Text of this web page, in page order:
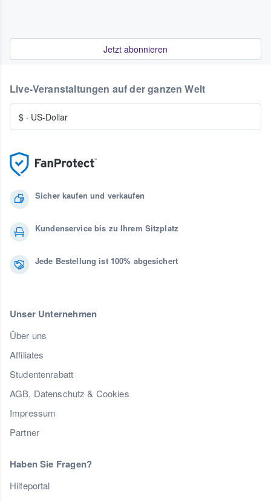
Jetzt abonnieren
Sicher kaufen und verkaufen
Kundenservice bis zu Ihrem Sitzplatz
Jede Bestellung ist 100% abgesichert
Unser Unternehmen
Über uns
Affiliates
Studentenrabatt
AGB, Datenschutz & Cookies
Impressum
Partner
Haben Sie Fragen?
Hilfeportal
Live-Veranstaltungen auf der ganzen Welt
$ · US-Dollar